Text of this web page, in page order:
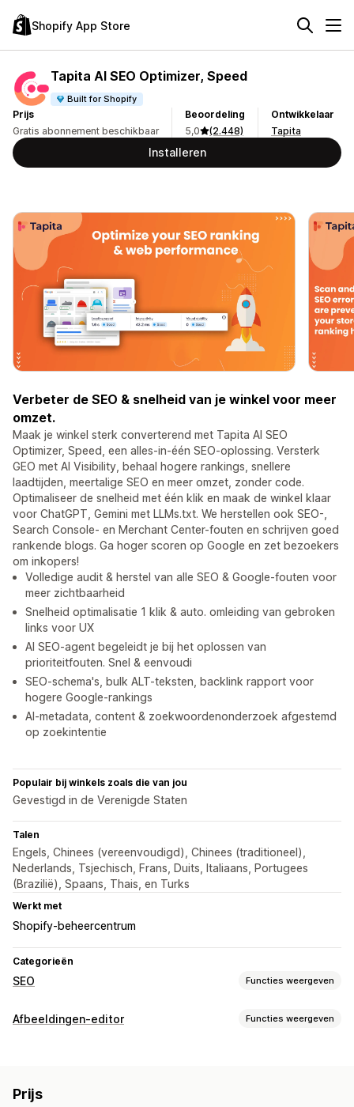
Shopify App Store
Tapita AI SEO Optimizer, Speed
Built for Shopify
Prijs
Gratis abonnement beschikbaar
Beoordeling
5,0
(2.448)
Ontwikkelaar
Tapita
Installeren
Verbeter de SEO & snelheid van je winkel voor meer
omzet.
Maak je winkel sterk converterend met Tapita AI SEO
Optimizer, Speed, een alles-in-één SEO-oplossing. Versterk
GEO met AI Visibility, behaal hogere rankings, snellere
laadtijden, meertalige SEO en meer omzet, zonder code.
Optimaliseer de snelheid met één klik en maak de winkel klaar
voor ChatGPT, Gemini met LLMs.txt. We herstellen ook SEO-,
Search Console- en Merchant Center-fouten en schrijven goed
rankende blogs. Ga hoger scoren op Google en zet bezoekers
om inkopers!
Volledige audit & herstel van alle SEO & Google-fouten voor
meer zichtbaarheid
Snelheid optimalisatie 1 klik & auto. omleiding van gebroken
links voor UX
AI SEO-agent begeleidt je bij het oplossen van
prioriteitfouten. Snel & eenvoudi
SEO-schema's, bulk ALT-teksten, backlink rapport voor
hogere Google-rankings
AI-metadata, content & zoekwoordenonderzoek afgestemd
op zoekintentie
Populair bij winkels zoals die van jou
Gevestigd in de Verenigde Staten
Talen
Engels, Chinees (vereenvoudigd), Chinees (traditioneel),
Nederlands, Tsjechisch, Frans, Duits, Italiaans, Portugees
(Brazilië), Spaans, Thais, en Turks
Werkt met
Shopify-beheercentrum
Categorieën
SEO Functies weergeven
SEO-tools
Pagina-indexering
Afbeeldingen-editor Functies weergeven
Alt-tekst
Prijs